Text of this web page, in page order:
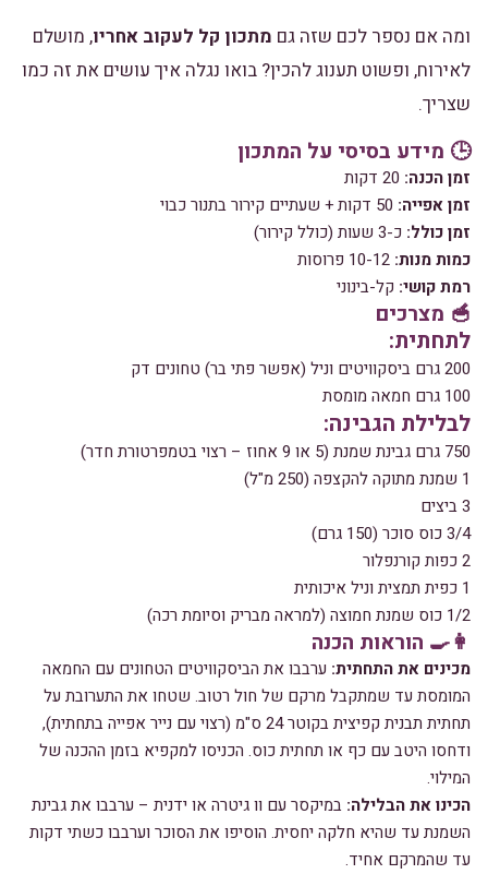
ומה אם נספר לכם שזה גם מתכון קל לעקוב אחריו, מושלם
לאירוח, ופשוט תענוג להכין? בואו נגלה איך עושים את זה כמו
שצריך.
🕒 מידע בסיסי על המתכון
זמן הכנה:
זמן אפייה:
זמן כולל: כ-3 שעות (כולל קירור)
כמות מנות:
רמת קושי: קל-בינוני
🥣 מצרכים
לתחתית:
200 גרם ביסקוויטים וניל (אפשר פתי בר) טחונים דק
100 גרם חמאה מומסת
לבלילת הגבינה:
750 גרם גבינת שמנת (5 או 9 אחוז – רצוי בטמפרטורת חדר)
1 שמנת מתוקה להקצפה (250 מ"ל)
3 ביצים
3/4 כוס סוכר (150 גרם)
2 כפות קורנפלור
1 כפית תמצית וניל איכותית
1/2 כוס שמנת חמוצה (למראה מבריק וסיומת רכה)
👩‍🍳 הוראות הכנה
מכינים את התחתית: ערבבו את הביסקוויטים הטחונים עם החמאה
המומסת עד שמתקבל מרקם של חול רטוב. שטחו את התערובת על
תחתית תבנית קפיצית בקוטר 24 ס"מ (רצוי עם נייר אפייה בתחתית),
ודחסו היטב עם כף או תחתית כוס. הכניסו למקפיא בזמן ההכנה של
המילוי.
הכינו את הבלילה: במיקסר עם וו גיטרה או ידנית – ערבבו את גבינת
השמנת עד שהיא חלקה יחסית. הוסיפו את הסוכר וערבבו כשתי דקות
עד שהמרקם אחיד.